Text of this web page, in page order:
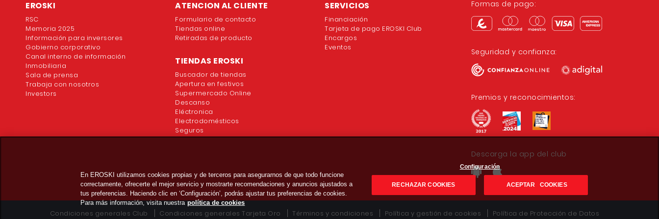
EROSKI
RSC
Memoria 2025
Información para inversores
Gobierno corporativo
Canal interno de información
Inmobiliaria
Sala de prensa
Trabaja con nosotros
Investors
ATENCION AL CLIENTE
Formulario de contacto
Tiendas online
Retiradas de producto
TIENDAS EROSKI
Buscador de tiendas
Apertura en festivos
Supermercado Online
Descanso
Eléctronica
Electrodomésticos
Seguros
SERVICIOS
Financiación
Tarjeta de pago EROSKI Club
Encargos
Eventos
Formas de pago:
Seguridad y confianza:
Premios y reconocimientos:
Descarga la app del club
Condiciones generales Club Condiciones generales Tarjeta Oro Términos y condiciones Política y gestión de cookies Política de Protección de Datos
En EROSKI utilizamos cookies propias y de terceros para asegurarnos de que todo funcione
correctamente, ofrecerte el mejor servicio y mostrarte recomendaciones y anuncios ajustados a
tus preferencias. Haciendo clic en ‘Configuración’, podrás ajustar tus preferencias de cookies.
Para más información, visita nuestra política de cookies
Configuración
RECHAZAR COOKIES ACEPTAR COOKIES